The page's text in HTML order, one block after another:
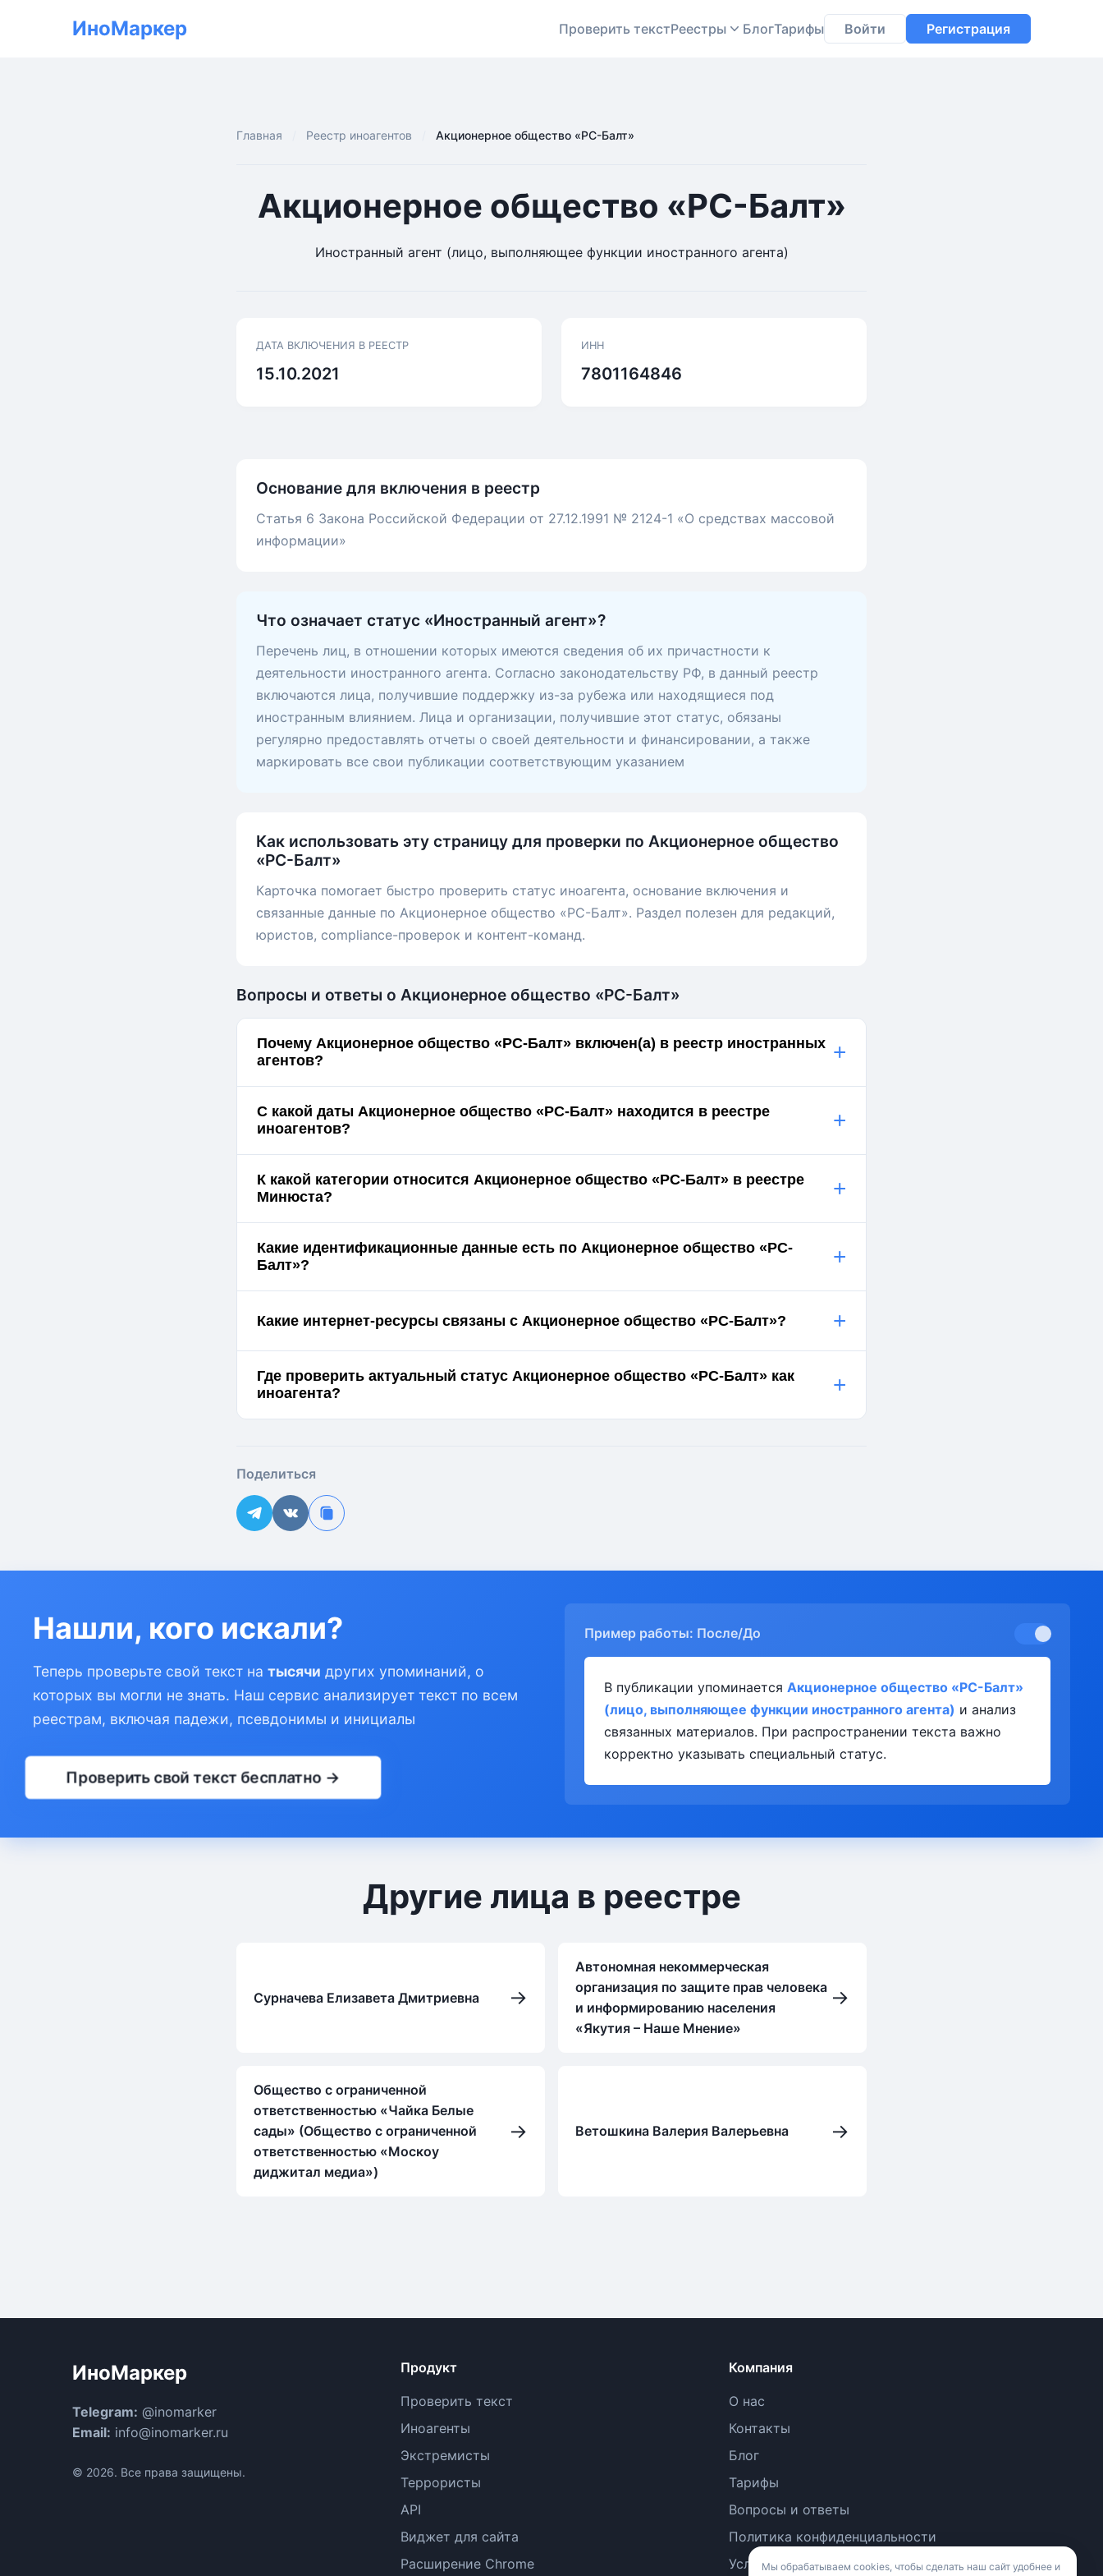
ИноМаркер Проверить текстРеестры БлогТарифы Войти Регистрация
Главная Реестр иноагентов Акционерное общество «РС-Балт»
Акционерное общество «РС-Балт»
Иностранный агент (лицо, выполняющее функции иностранного агента)
ДАТА ВКЛЮЧЕНИЯ В РЕЕСТР
15.10.2021
ИНН
7801164846
Основание для включения в реестр
Статья 6 Закона Российской Федерации от 27.12.1991 № 2124-1 «О средствах массовой
информации»
Что означает статус «Иностранный агент»?
Перечень лиц, в отношении которых имеются сведения об их причастности к
деятельности иностранного агента. Согласно законодательству РФ, в данный реестр
включаются лица, получившие поддержку из-за рубежа или находящиеся под
иностранным влиянием. Лица и организации, получившие этот статус, обязаны
регулярно предоставлять отчеты о своей деятельности и финансировании, а также
маркировать все свои публикации соответствующим указанием
Как использовать эту страницу для проверки по Акционерное общество
«РС-Балт»
Карточка помогает быстро проверить статус иноагента, основание включения и
связанные данные по Акционерное общество «РС-Балт». Раздел полезен для редакций,
юристов, compliance-проверок и контент-команд.
Вопросы и ответы о Акционерное общество «РС-Балт»
Почему Акционерное общество «РС-Балт» включен(а) в реестр иностранных
агентов?
+
С какой даты Акционерное общество «РС-Балт» находится в реестре
иноагентов?
+
К какой категории относится Акционерное общество «РС-Балт» в реестре
Минюста?
+
Какие идентификационные данные есть по Акционерное общество «РС-
Балт»?
+
Какие интернет-ресурсы связаны с Акционерное общество «РС-Балт»? +
Где проверить актуальный статус Акционерное общество «РС-Балт» как
иноагента?
+
Поделиться
Нашли, кого искали?
Теперь проверьте свой текст на тысячи других упоминаний, о
которых вы могли не знать. Наш сервис анализирует текст по всем
реестрам, включая падежи, псевдонимы и инициалы
Проверить свой текст бесплатно →
Пример работы: После/До
В публикации упоминается Акционерное общество «РС-Балт»
(лицо, выполняющее функции иностранного агента) и анализ
связанных материалов. При распространении текста важно
корректно указывать специальный статус.
Другие лица в реестре
Сурначева Елизавета Дмитриевна →
Автономная некоммерческая
организация по защите прав человека
и информированию населения
«Якутия – Наше Мнение»
→
Общество с ограниченной
ответственностью «Чайка Белые
сады» (Общество с ограниченной
ответственностью «Москоу
диджитал медиа»)
→ Ветошкина Валерия Валерьевна →
ИноМаркер
Telegram: @inomarker
Email: info@inomarker.ru
© 2026. Все права защищены.
Продукт
Проверить текст
Иноагенты
Экстремисты
Террористы
API
Виджет для сайта
Расширение Chrome
Компания
О нас
Контакты
Блог
Тарифы
Вопросы и ответы
Политика конфиденциальности
Условия использования
Мы обрабатываем cookies, чтобы сделать наш сайт удобнее и